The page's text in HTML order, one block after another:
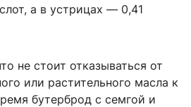
а в устрицах — 0,41
не стоит отказываться от
или растительного масла к
бутерброд с семгой и